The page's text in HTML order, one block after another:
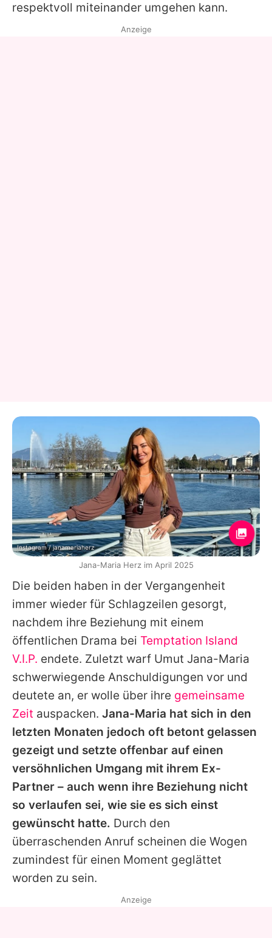
respektvoll miteinander umgehen kann.
Die beiden haben in der Vergangenheit
immer wieder für Schlagzeilen gesorgt,
nachdem ihre Beziehung mit einem
öffentlichen Drama bei Temptation Island
V.I.P. endete. Zuletzt warf Umut Jana-Maria
schwerwiegende Anschuldigungen vor und
deutete an, er wolle über ihre gemeinsame
Zeit auspacken. Jana-Maria hat sich in den
letzten Monaten jedoch oft betont gelassen
gezeigt und setzte offenbar auf einen
versöhnlichen Umgang mit ihrem Ex-
Partner – auch wenn ihre Beziehung nicht
so verlaufen sei, wie sie es sich einst
gewünscht hatte. Durch den
überraschenden Anruf scheinen die Wogen
zumindest für einen Moment geglättet
worden zu sein.
Anzeige
Instagram / janamariaherz
Jana-Maria Herz im April 2025
Anzeige